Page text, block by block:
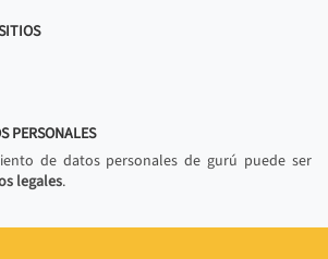
PERSONALES
de datos personales de gurú puede ser
legales.